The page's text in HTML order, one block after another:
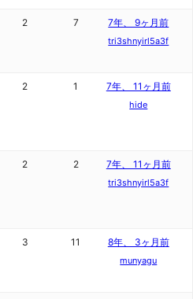
2 7 7年、 9ヶ月前
tri3shnyirl5a3f
2 1 7年、 11ヶ月前
hide
2 2 7年、 11ヶ月前
tri3shnyirl5a3f
3 11 8年、 3ヶ月前
munyagu